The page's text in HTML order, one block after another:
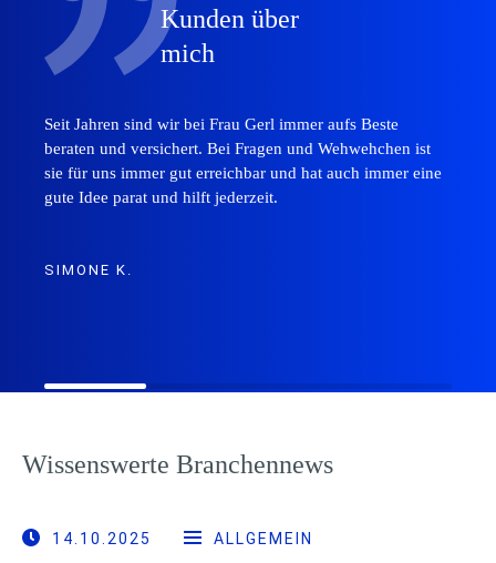
Kunden über
mich
Seit Jahren sind wir bei Frau Gerl immer aufs Beste
beraten und versichert. Bei Fragen und Wehwehchen ist
sie für uns immer gut erreichbar und hat auch immer eine
gute Idee parat und hilft jederzeit.
SIMONE K.
Wissenswerte Branchennews
14.10.2025 ALLGEMEIN